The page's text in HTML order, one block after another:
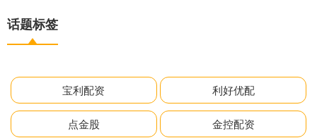
话题标签
宝利配资 利好优配
点金股 金控配资